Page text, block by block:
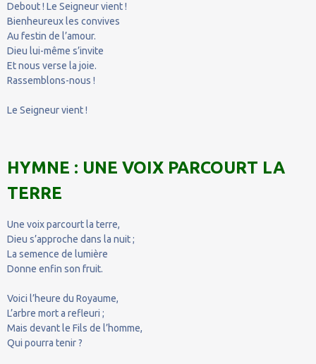
Debout ! Le Seigneur vient !
Bienheureux les convives
Au festin de l’amour.
Dieu lui-même s’invite
Et nous verse la joie.
Rassemblons-nous !
Le Seigneur vient !
HYMNE : UNE VOIX PARCOURT LA
TERRE
Une voix parcourt la terre,
Dieu s’approche dans la nuit ;
La semence de lumière
Donne enfin son fruit.
Voici l’heure du Royaume,
L’arbre mort a refleuri ;
Mais devant le Fils de l’homme,
Qui pourra tenir ?